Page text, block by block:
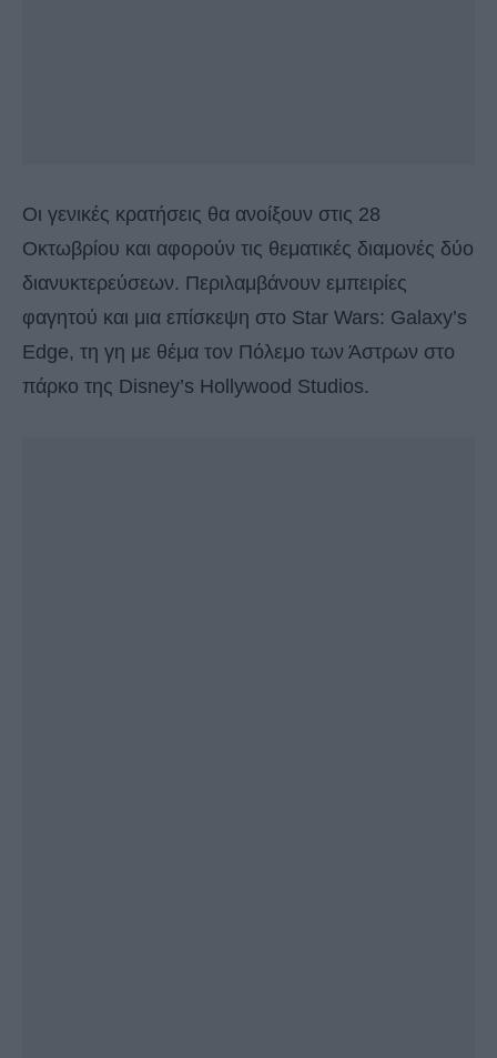
Οι γενικές κρατήσεις θα ανοίξουν στις 28
Οκτωβρίου και αφορούν τις θεματικές διαμονές δύο
διανυκτερεύσεων. Περιλαμβάνουν εμπειρίες
φαγητού και μια επίσκεψη στο Star Wars: Galaxy’s
Edge, τη γη με θέμα τον Πόλεμο των Άστρων στο
πάρκο της Disney’s Hollywood Studios.